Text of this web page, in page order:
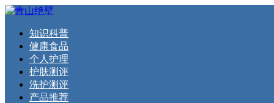
知识科普
健康食品
个人护理
护肤测评
洗护测评
产品推荐